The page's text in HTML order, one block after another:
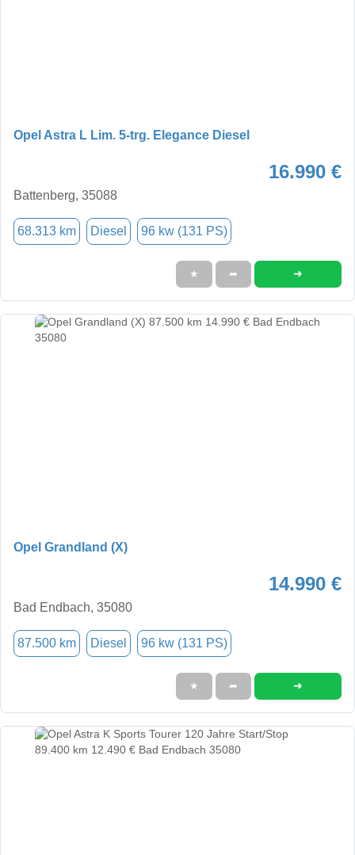
Opel Astra L Lim. 5-trg. Elegance Diesel
16.990 €
Battenberg, 35088
68.313 km Diesel 96 kw (131 PS)
★ ➦ ➜
Opel Grandland (X)
14.990 €
Bad Endbach, 35080
87.500 km Diesel 96 kw (131 PS)
★ ➦ ➜